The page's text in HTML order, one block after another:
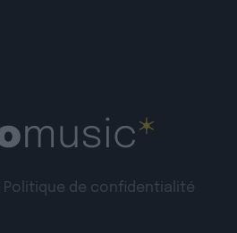
Politique de confidentialité